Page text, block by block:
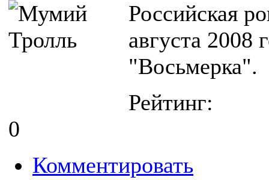
Российская
августа 2008
"Восьмерка".
Рейтинг:
0
Комментировать